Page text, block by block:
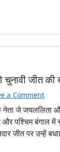
जीत की
a Comment
नेता जे जयललिता
पश्चिम बंगाल में
जीत पर उन्हें